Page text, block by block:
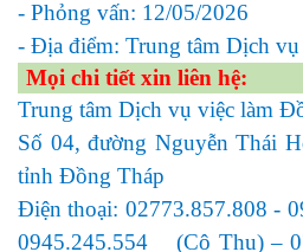
- Phỏng vấn: 12/05/2026
- Địa điểm: Trung tâm Dịch
Mọi chi tiết xin liên hệ:
Trung tâm Dịch vụ việc làm
Số 04, đường Nguyễn Thái
tỉnh Đồng Tháp
Điện thoại: 02773.857.808 -
0945.245.554 (Cô Thu) –